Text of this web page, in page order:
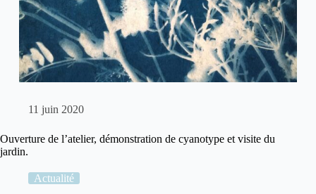
11 juin 2020
Ouverture de l’atelier, démonstration de cyanotype et visite du
jardin.
Actualité